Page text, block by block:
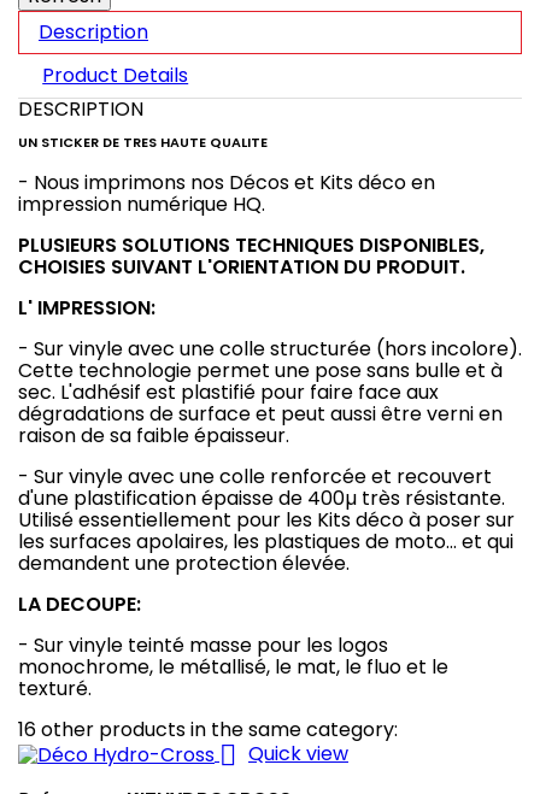
Description
Product Details
DESCRIPTION
UN STICKER DE TRES HAUTE QUALITE
- Nous imprimons nos Décos et Kits déco en
impression numérique HQ.
PLUSIEURS SOLUTIONS TECHNIQUES DISPONIBLES,
CHOISIES SUIVANT L'ORIENTATION DU PRODUIT.
L' IMPRESSION:
- Sur vinyle avec une colle structurée (hors incolore).
Cette technologie permet une pose sans bulle et à
sec. L'adhésif est plastifié pour faire face aux
dégradations de surface et peut aussi être verni en
raison de sa faible épaisseur.
- Sur vinyle avec une colle renforcée et recouvert
d'une plastification épaisse de 400µ très résistante.
Utilisé essentiellement pour les Kits déco à poser sur
les surfaces apolaires, les plastiques de moto... et qui
demandent une protection élevée.
LA DECOUPE:
- Sur vinyle teinté masse pour les logos
monochrome, le métallisé, le mat, le fluo et le
texturé.
16 other products in the same category:
 Quick view